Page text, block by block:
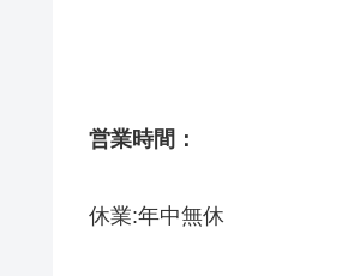
営業時間：
休業:年中無休